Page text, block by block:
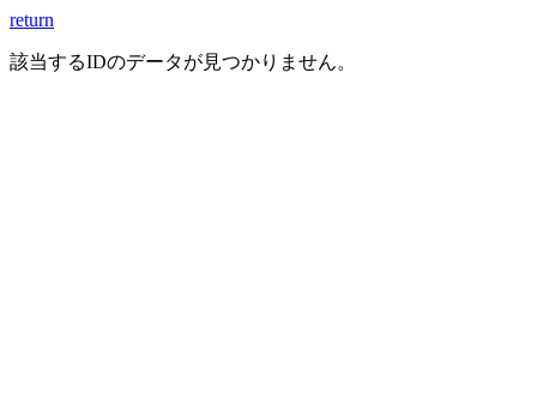
return
該当するIDのデータが見つかりません。